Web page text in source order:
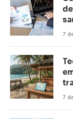
7
7